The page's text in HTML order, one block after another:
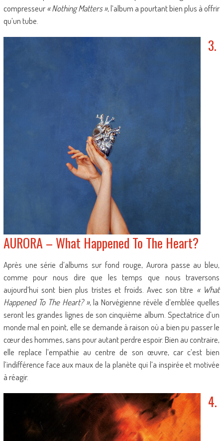
compresseur« Nothing Matters », l’album a pourtant bien plus à offrir
qu’un tube.
3.
AURORA – What Happened To The Heart?
Après une série d’albums sur fond rouge, Aurora passe au bleu,
comme pour nous dire que les temps que nous traversons
aujourd’hui sont bien plus tristes et froids. Avec son titre « What
Happened To The Heart? », la Norvégienne révèle d’emblée quelles
seront les grandes lignes de son cinquième album. Spectatrice d’un
monde mal en point, elle se demande à raison où a bien pu passer le
cœur des hommes, sans pour autant perdre espoir. Bien au contraire,
elle replace l’empathie au centre de son œuvre, car c’est bien
l’indifférence face aux maux de la planète qui l’a inspirée et motivée
à réagir.
4.